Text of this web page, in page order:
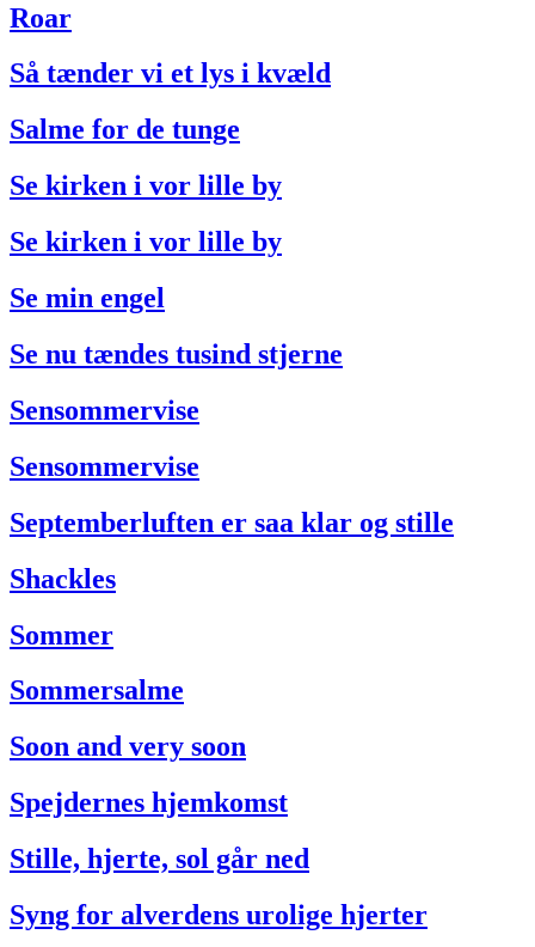
Roar
Så tænder vi et lys i kvæld
Salme for de tunge
Se kirken i vor lille by
Se kirken i vor lille by
Se min engel
Se nu tændes tusind stjerne
Sensommervise
Sensommervise
Septemberluften er saa klar og stille
Shackles
Sommer
Sommersalme
Soon and very soon
Spejdernes hjemkomst
Stille, hjerte, sol går ned
Syng for alverdens urolige hjerter